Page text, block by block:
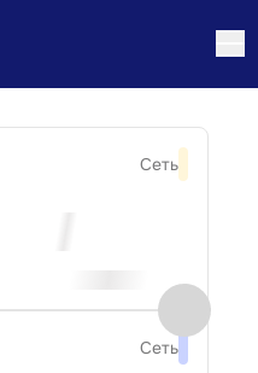
Сеть
Сеть